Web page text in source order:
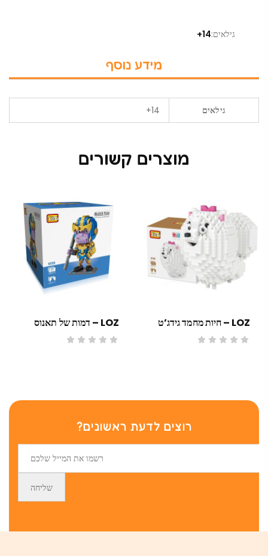
גילאים:14+
מידע נוסף
גילאים 14+
מוצרים קשורים
LOZ – חיות מחמד גידג’ט LOZ – דמות של תאנוס
רוצים לדעת ראשונים?